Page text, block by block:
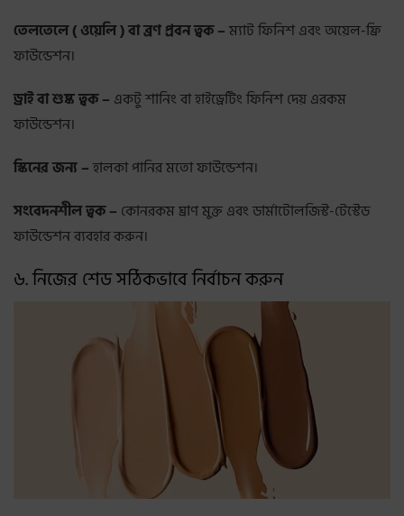
তেলতেলে ( ওয়েলি ) বা ব্রণ প্রবন ত্বক –ম্যাট ফিনিশ এবং অয়েল-ফ্রি
ফাউন্ডেশন।
ড্রাই বা শুষ্ক ত্বক – একটু শানিং বা হাইড্রেটিং ফিনিশ দেয় এরকম
ফাউন্ডেশন।
স্কিনের জন্য –হালকা পানির মতো ফাউন্ডেশন।
সংবেদনশীল ত্বক – কোনরকম ঘ্রাণ মুক্ত এবং ডার্মাটোলজিস্ট-টেস্টেড
ফাউন্ডেশন ব্যবহার করুন।
৬. নিজের শেড সঠিকভাবে নির্বাচন করুন